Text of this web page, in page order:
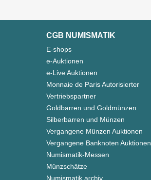
CGB NUMISMATIK
E-shops
e-Auktionen
e-Live Auktionen
Monnaie de Paris Autorisierter
Vertriebspartner
Goldbarren und Goldmünzen
Silberbarren und Münzen
Vergangene Münzen Auktionen
Vergangene Banknoten Auktionen
Numismatik-Messen
Münzschätze
Numismatik archiv